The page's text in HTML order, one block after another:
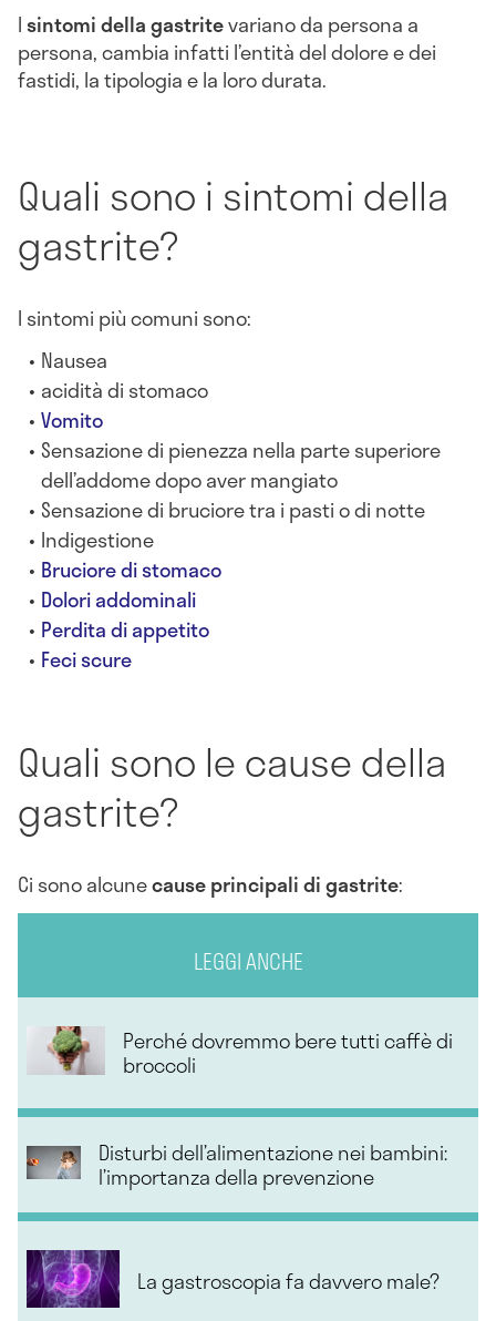
Isintomi della gastritevariano da persona a
persona, cambia infatti l’entità del dolore e dei
fastidi, la tipologia e la loro durata.
Quali sono i sintomi della
gastrite?
I sintomi più comuni sono:
Nausea
acidità di stomaco
Vomito
Sensazione di pienezza nella parte superiore
dell’addome dopo aver mangiato
Sensazione di bruciore tra i pasti o di notte
Indigestione
Bruciore di stomaco
Dolori addominali
Perdita di appetito
Feci scure
Quali sono le cause della
gastrite?
Ci sono alcunecause principali di gastrite:
LEGGI ANCHE
Perché dovremmo bere tutti caffè di
broccoli
Disturbi dell’alimentazione nei bambini:
l’importanza della prevenzione
La gastroscopia fa davvero male?